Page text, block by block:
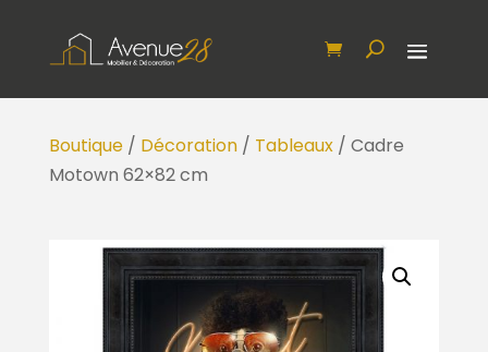
Boutique/ Décoration/ Tableaux/ Cadre
Motown 62×82 cm